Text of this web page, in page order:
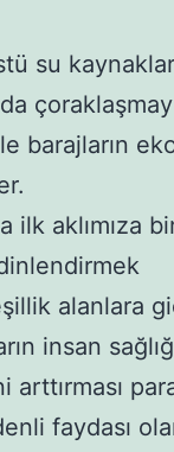
su
barajların
ilk aklımıza
alanlara
insan
faydası